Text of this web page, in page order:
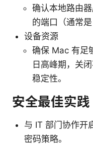
确认本地路由
的端口（通常
设备资源
确保 Mac 有足
日高峰期，关
稳定性。
安全最佳实践
与 IT 部门协作开
密码策略。